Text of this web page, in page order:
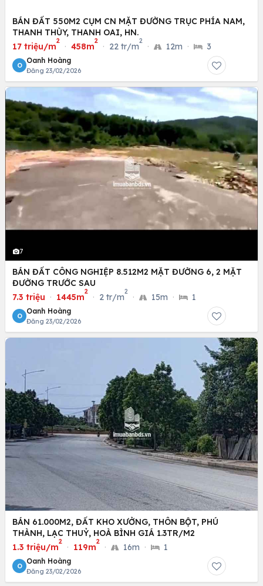
BÁN ĐẤT 550M2 CỤM CN MẶT ĐƯỜNG TRỤC PHÍA NAM,
THANH THÙY, THANH OAI, HN.
17 triệu/m
2
· 458m
2
· 22 tr/m
2
· 12m · 3
O
Oanh Hoàng
Đăng 23/02/2026
7
BÁN ĐẤT CÔNG NGHIỆP 8.512M2 MẶT ĐƯỜNG 6, 2 MẶT
ĐƯỜNG TRƯỚC SAU
7.3 triệu · 1445m
2
· 2 tr/m
2
· 15m · 1
O
Oanh Hoàng
Đăng 23/02/2026
BÁN 61.000M2, ĐẤT KHO XƯỞNG, THÔN BỘT, PHÚ
THÀNH, LẠC THUỶ, HOÀ BÌNH GIÁ 1.3TR/M2
1.3 triệu/m
2
· 119m
2
· 16m · 1
O
Oanh Hoàng
Đăng 23/02/2026